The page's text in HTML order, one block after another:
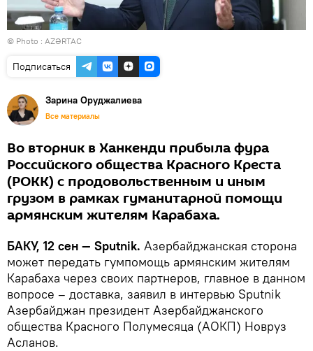
© Photo : AZƏRTAC
Подписаться
Зарина Оруджалиева
Все материалы
Во вторник в Ханкенди прибыла фура
Российского общества Красного Креста
(РОКК) с продовольственным и иным
грузом в рамках гуманитарной помощи
армянским жителям Карабаха.
БАКУ, 12 сен — Sputnik. Азербайджанская сторона
может передать гумпомощь армянским жителям
Карабаха через своих партнеров, главное в данном
вопросе – доставка, заявил в интервью Sputnik
Азербайджан президент Азербайджанского
общества Красного Полумесяца (АОКП) Новруз
Асланов.